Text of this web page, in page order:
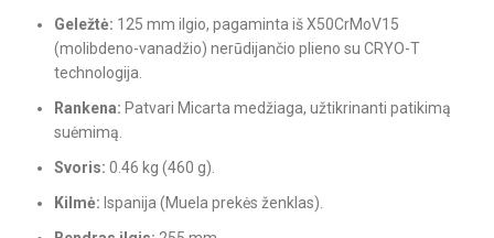
Geležtė: 125 mm ilgio, pagaminta iš X50CrMoV15
(molibdeno-vanadžio) nerūdijančio plieno su CRYO-T
technologija.
Rankena: Patvari Micarta medžiaga, užtikrinanti patikimą
suėmimą.
Svoris: 0.46 kg (460 g).
Kilmė: Ispanija (Muela prekės ženklas).